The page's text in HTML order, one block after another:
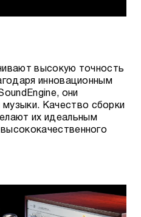
высокую точность
инновационным
они
Качество сборки
их идеальным